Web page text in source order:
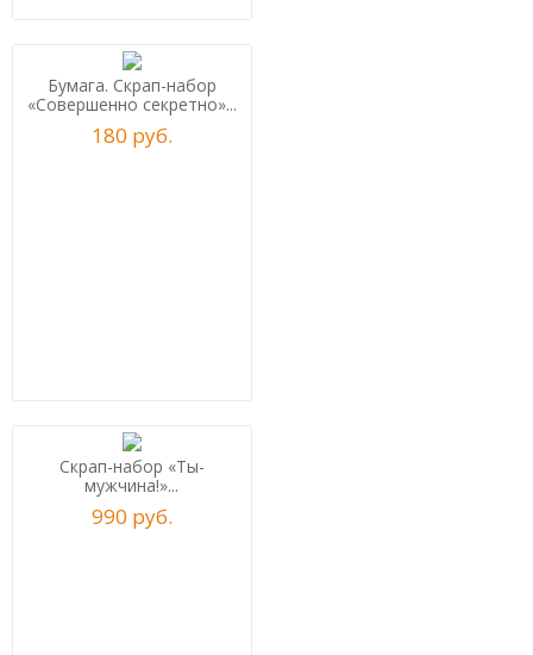
Бумага. Скрап-набор
«Совершенно секретно»...
180 руб.
Скрап-набор «Ты-
мужчина!»...
990 руб.